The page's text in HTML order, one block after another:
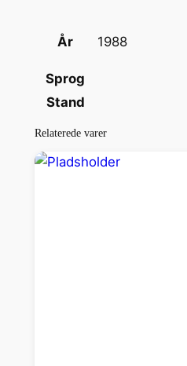
År 1988
Sprog
Stand
Relaterede varer